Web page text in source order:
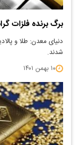
برگ برنده فلزات
شدند.
۱۰ بهمن ۱۴۰۱